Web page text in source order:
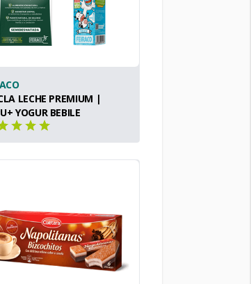
LECHE PREMIUM |
YOGUR BEBILE